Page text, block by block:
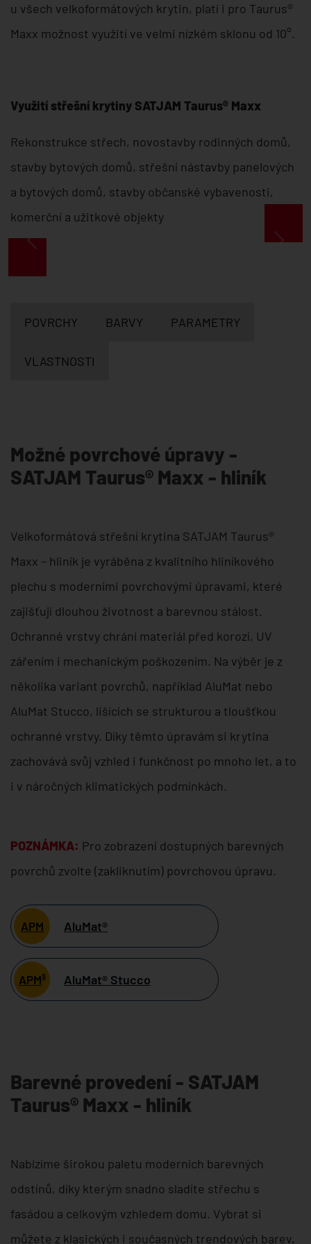
u všech velkoformátových krytin, platí i pro Taurus®
Maxx možnost využití ve velmi nízkém sklonu od 10°.
Využití střešní krytiny SATJAM Taurus® Maxx
Rekonstrukce střech, novostavby rodinných domů,
stavby bytových domů, střešní nástavby panelových
a bytových domů, stavby občanské vybavenosti,
komerční a užitkové objekty
Předchozí
POVRCHY BARVY PARAMETRY
VLASTNOSTI
Možné povrchové úpravy -
SATJAM Taurus® Maxx - hliník
Velkoformátová střešní krytina SATJAM Taurus®
Maxx – hliník je vyráběna z kvalitního hliníkového
plechu s moderními povrchovými úpravami, které
zajišťují dlouhou životnost a barevnou stálost.
Ochranné vrstvy chrání materiál před korozí, UV
zářením i mechanickým poškozením. Na výběr je z
několika variant povrchů, například AluMat nebo
AluMat Stucco, lišících se strukturou a tloušťkou
ochranné vrstvy. Díky těmto úpravám si krytina
zachovává svůj vzhled i funkčnost po mnoho let, a to
i v náročných klimatických podmínkách.
POZNÁMKA: Pro zobrazení dostupných barevných
povrchů zvolte (zakliknutím) povrchovou úpravu.
APM AluMat®
APMs AluMat® Stucco
Barevné provedení - SATJAM
Taurus® Maxx - hliník
Nabízíme širokou paletu moderních barevných
odstínů, díky kterým snadno sladíte střechu s
fasádou a celkovým vzhledem domu. Vybrat si
můžete z klasických i současných trendových barev,